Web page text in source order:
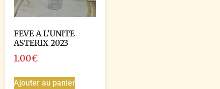
FEVE A L’UNITE
ASTERIX 2023
1.00€
Ajouter au panier